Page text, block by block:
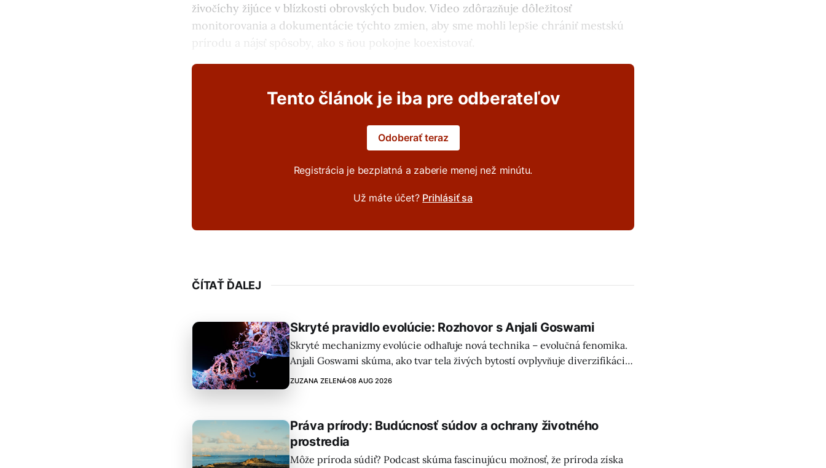
živočíchy žijúce v blízkosti obrovských budov. Video zdôrazňuje dôležitosť
monitorovania a dokumentácie týchto zmien, aby sme mohli lepšie chrániť mestskú
prírodu a nájsť spôsoby, ako s ňou pokojne koexistovať.
Tento článok je iba pre odberateľov
Odoberať teraz
Registrácia je bezplatná a zaberie menej než minútu.
Už máte účet? Prihlásiť sa
ČÍTAŤ ĎALEJ
Skryté pravidlo evolúcie: Rozhovor s Anjali Goswami
Skryté mechanizmy evolúcie odhaľuje nová technika – evolučná fenomika.
Anjali Goswami skúma, ako tvar tela živých bytostí ovplyvňuje diverzifikáciu
a aký vplyv má klimatická zmena na tempo evolúcie.
ZUZANA ZELENÁ08 AUG 2026
Práva prírody: Budúcnosť súdov a ochrany životného
prostredia
Môže príroda súdiť? Podcast skúma fascinujúcu možnosť, že príroda získa